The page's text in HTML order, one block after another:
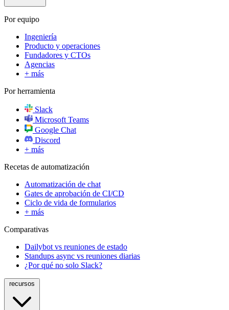
Por equipo
Ingeniería
Producto y operaciones
Fundadores y CTOs
Agencias
+ más
Por herramienta
Slack
Microsoft Teams
Google Chat
Discord
+ más
Recetas de automatización
Automatización de chat
Gates de aprobación de CI/CD
Ciclo de vida de formularios
+ más
Comparativas
Dailybot vs reuniones de estado
Standups async vs reuniones diarias
¿Por qué no solo Slack?